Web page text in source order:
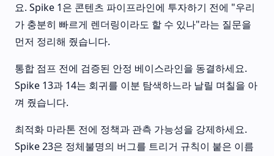
요. Spike 1은 콘텐츠 파이프라인에 투자하기 전에 "우리
가 충분히 빠르게 렌더링이라도 할 수 있나"라는 질문을
먼저 정리해 줬습니다.
통합 점프 전에 검증된 안정 베이스라인을 동결하세요.
Spike 13과 14는 회귀를 이분 탐색하느라 날릴 며칠을 아
껴 줬습니다.
최적화 마라톤 전에 정책과 관측 가능성을 강제하세요.
Spike 23은 정체불명의 버그를 트리거 규칙이 붙은 이름